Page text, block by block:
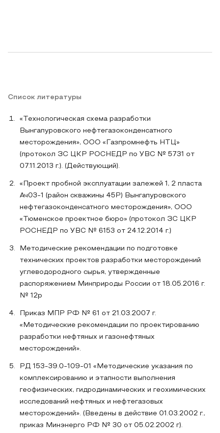
Список литературы
«Технологическая схема разработки
Вынгапуровского нефтегазоконденсатного
месторождения», ООО «Газпромнефть НТЦ»
(протокол ЗС ЦКР РОСНЕДР по УВС № 5731 от
07.11.2013 г.). (Действующий).
«Проект пробной эксплуатации залежей 1, 2 пласта
Ач03-1 (район скважины 45Р) Вынгапуровского
нефтегазоконденсатного месторождения», ООО
«Тюменское проектное бюро» (протокол ЗС ЦКР
РОСНЕДР по УВС № 6153 от 24.12.2014 г.)
Методические рекомендации по подготовке
технических проектов разработки месторождений
углеводородного сырья, утвержденные
распоряжением Минприроды России от 18.05.2016 г.
№ 12р
Приказ МПР РФ № 61 от 21.03.2007 г.
«Методические рекомендации по проектированию
разработки нефтяных и газонефтяных
месторождений».
РД 153-39.0-109-01 «Методические указания по
комплексированию и этапности выполнения
геофизических, гидродинамических и геохимических
исследований нефтяных и нефтегазовых
месторождений». (Введены в действие 01.03.2002 г.,
приказ Минэнерго РФ № 30 от 05.02.2002 г).